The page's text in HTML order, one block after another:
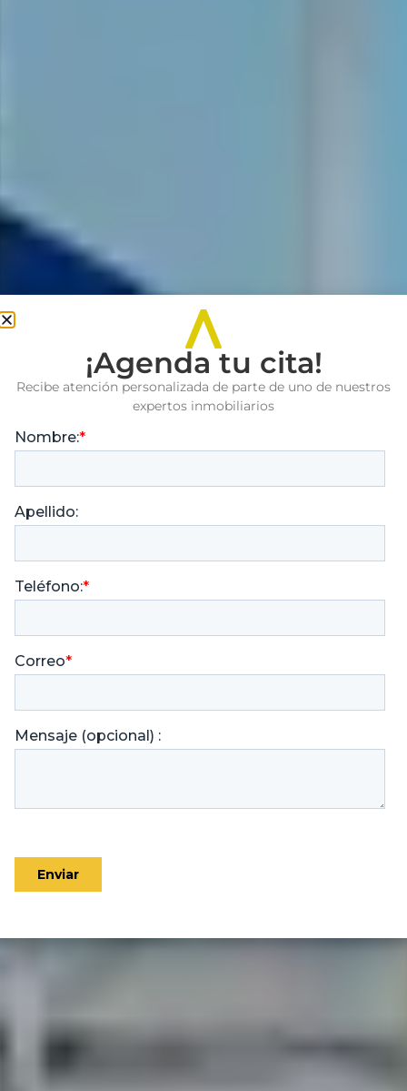
¡Agenda tu cita!
Recibe atención personalizada de parte de uno de nuestros
expertos inmobiliarios